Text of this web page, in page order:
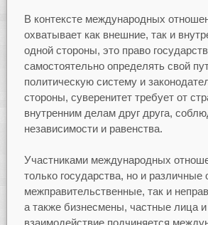
В контексте международных
охватывает как внешние, так и
одной стороны, это право
самостоятельно определять свой
политическую систему и
стороны, суверенитет требует от
внутренним делам друг друга,
независимости и равенства.
Участниками международных
только государства, но и различные
межправительственные, так и
а также бизнесмены, частные лица